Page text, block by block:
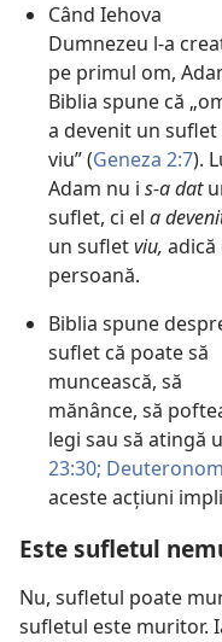
Când Iehova
Dumnezeu l-a
pe primul om,
Biblia spune că
a devenit un suflet
viu” (Geneza 2:7).
Adam nu i s-a dat
suflet, ci el a
un sufletviu, adică
persoană.
Biblia spune
suflet că poate să
muncească, să
mănânce, să
legi sau să atingă
23:30;
aceste acțiuni
Este sufletul
Nu, sufletul poate
sufletul este muritor.